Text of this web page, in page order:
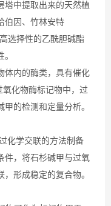
塔中提取出来的天然植
伯因、竹林安特
选择性的乙酰胆碱酯
体内的酶类，具有催化
氧化物酶标记物中，过
的检测和定量分析。
化学交联的方法制备
件，将石杉碱甲与过氧
形成稳定的复合物。